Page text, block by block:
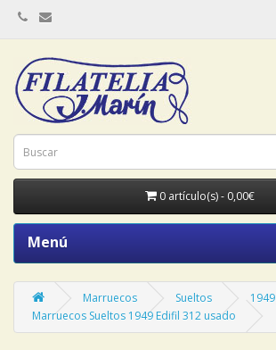
0 artículo(s) - 0,00€
Menú
Marruecos Sueltos
1949
Marruecos Sueltos 1949 Edifil 312 usado